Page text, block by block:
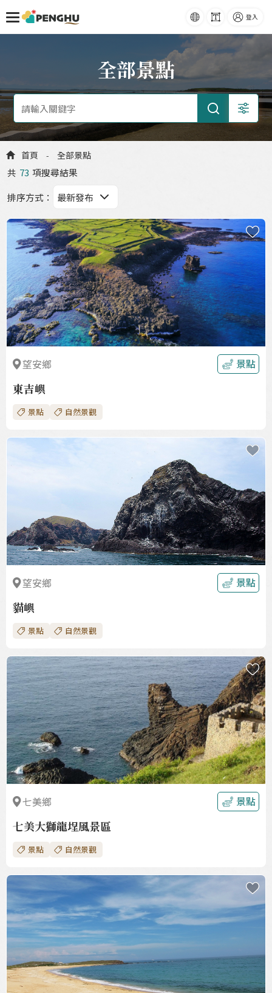
跳到主要內容
語系 字級 登入
首頁 - 全部景點
全部景點
共 73 項搜尋結果
排序方式 ：
收
藏
望安鄉 景點
東吉嶼
景點 自然景觀
收
望安鄉 景點
貓嶼
景點 自然景觀
收
藏
七美鄉 景點
七美大獅龍埕風景區
景點 自然景觀
收
藏